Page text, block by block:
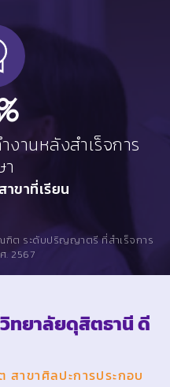
านหลังสำเร็จการ
ขาที่เรียน
ฑิต ระดับปริญญาตรี ที่สำเร็จการ
. 2567
ทยาลัยดุสิตธานี ดี
าขาศิลปะการประกอบ